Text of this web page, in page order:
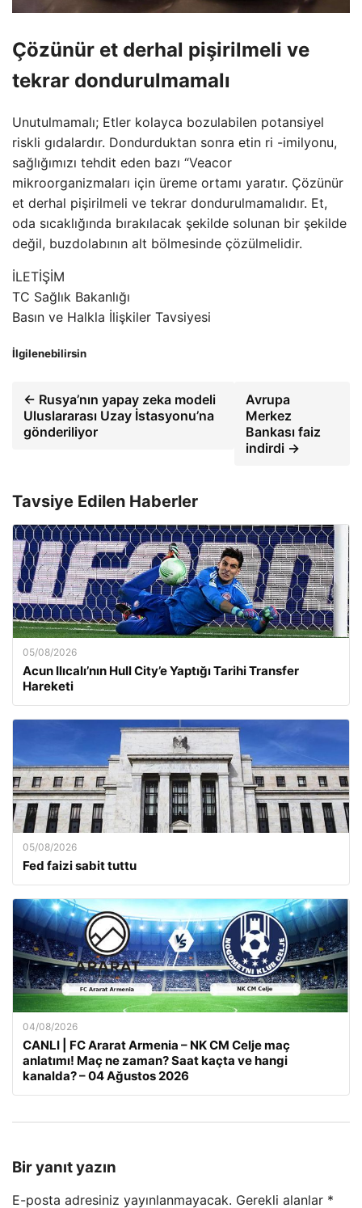
Çözünür et derhal pişirilmeli ve
tekrar dondurulmamalı
Unutulmamalı; Etler kolayca bozulabilen potansiyel
riskli gıdalardır. Dondurduktan sonra etin ri -imilyonu,
sağlığımızı tehdit eden bazı “Veacor
mikroorganizmaları için üreme ortamı yaratır. Çözünür
et derhal pişirilmeli ve tekrar dondurulmamalıdır. Et,
oda sıcaklığında bırakılacak şekilde solunan bir şekilde
değil, buzdolabının alt bölmesinde çözülmelidir.
İLETİŞİM
TC Sağlık Bakanlığı
Basın ve Halkla İlişkiler Tavsiyesi
İlgilenebilirsin
← Rusya’nın yapay zeka modeli
Uluslararası Uzay İstasyonu’na
gönderiliyor
Avrupa
Merkez
Bankası faiz
indirdi →
Tavsiye Edilen Haberler
05/08/2026
Acun Ilıcalı’nın Hull City’e Yaptığı Tarihi Transfer
Hareketi
05/08/2026
Fed faizi sabit tuttu
04/08/2026
CANLI | FC Ararat Armenia – NK CM Celje maç
anlatımı! Maç ne zaman? Saat kaçta ve hangi
kanalda? – 04 Ağustos 2026
Bir yanıt yazın
E-posta adresiniz yayınlanmayacak. Gerekli alanlar *